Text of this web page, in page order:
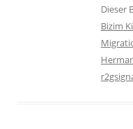
Dieser
Bizim